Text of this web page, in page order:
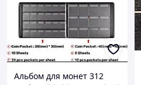
Альбом для монет 312